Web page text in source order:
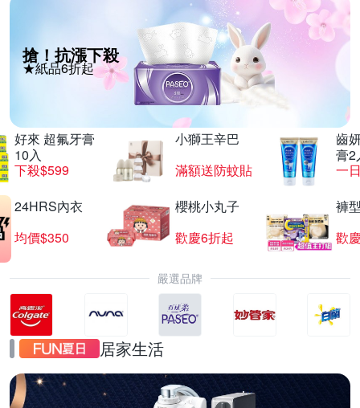
搶！抗漲下殺
★紙品6折起
好來 超氟牙膏
10入
下殺$599
小獅王辛巴
滿額送防蚊貼
齒
膏2
一
24HRS內衣
均價$350
櫻桃小丸子
歡慶6折起
褲
歡
嚴選品牌
居家生活